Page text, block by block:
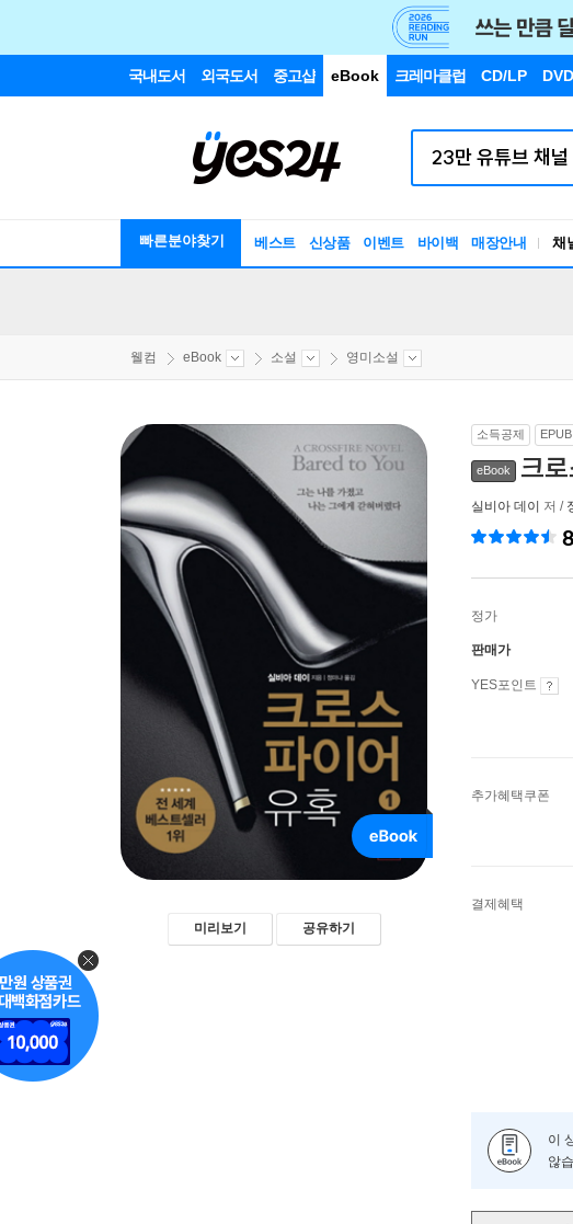
국내도서 외국도서 중고샵 eBook 크레마클럽 CD/LP
빠른분야찾기 베스트 신상품 이벤트 바이백 매장안내 채
웰컴 eBook 소설 영미소설
미리보기 공유하기
소득공제 EPUB
eBook 크
실비아 데이 저 /
정가
판매가
YES포인트
추가혜택쿠폰
결제혜택
이
않